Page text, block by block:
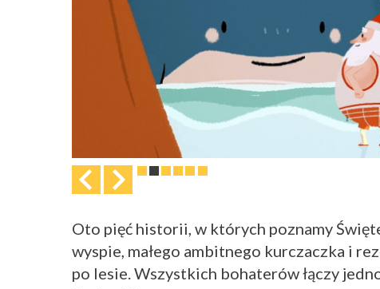
Oto pięć historii, w których poznamy
wyspie, małego ambitnego kurczaczka i
po lesie. Wszystkich bohaterów łączy